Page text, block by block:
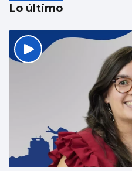
CEIP Balaídos: día de
Lo último